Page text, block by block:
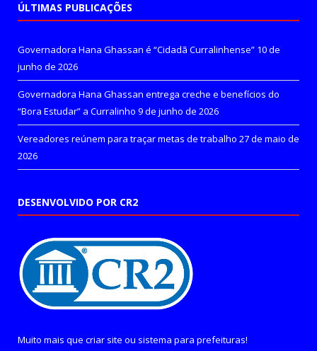
ÚLTIMAS PUBLICAÇÕES
Governadora Hana Ghassan é “Cidadã Curralinhense” 10 de
junho de 2026
Governadora Hana Ghassan entrega creche e benefícios do
“Bora Estudar” a Curralinho 9 de junho de 2026
Vereadores reúnem para traçar metas de trabalho 27 de maio de
2026
DESENVOLVIDO POR CR2
Muito mais que criar site ou sistema para prefeituras!